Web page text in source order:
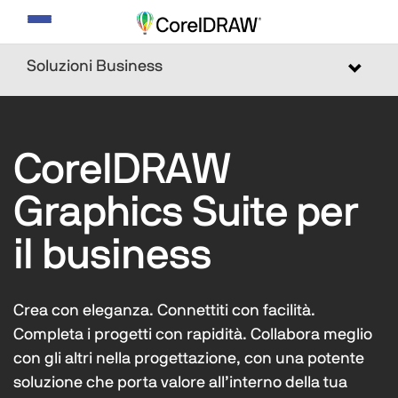
Attiva/Disattiva
navigazione
Toggle
Soluzioni Business
CorelDRAW
Graphics Suite per
il business
Crea con eleganza. Connettiti con facilità.
Completa i progetti con rapidità. Collabora meglio
con gli altri nella progettazione, con una potente
soluzione che porta valore all’interno della tua